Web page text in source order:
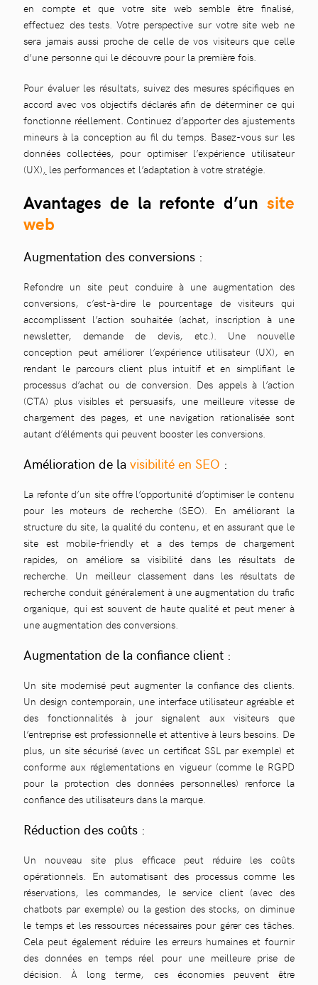
en compte et que votre site web semble être finalisé,
effectuez des tests. Votre perspective sur votre site web ne
sera jamais aussi proche de celle de vos visiteurs que celle
d’une personne qui le découvre pour la première fois.
Pour évaluer les résultats, suivez des mesures spécifiques en
accord avec vos objectifs déclarés afin de déterminer ce qui
fonctionne réellement. Continuez d’apporter des ajustements
mineurs à la conception au fil du temps. Basez-vous sur les
données collectées, pour optimiser l’expérience utilisateur
(UX), les performances et l’adaptation à votre stratégie.
Avantages de la refonte d’un site
web
Augmentation des conversions :
Refondre un site peut conduire à une augmentation des
conversions, c’est-à-dire le pourcentage de visiteurs qui
accomplissent l’action souhaitée (achat, inscription à une
newsletter, demande de devis, etc.). Une nouvelle
conception peut améliorer l’expérience utilisateur (UX), en
rendant le parcours client plus intuitif et en simplifiant le
processus d’achat ou de conversion. Des appels à l’action
(CTA) plus visibles et persuasifs, une meilleure vitesse de
chargement des pages, et une navigation rationalisée sont
autant d’éléments qui peuvent booster les conversions.
Amélioration de lavisibilité en SEO :
La refonte d’un site offre l’opportunité d’optimiser le contenu
pour les moteurs de recherche (SEO). En améliorant la
structure du site, la qualité du contenu, et en assurant que le
site est mobile-friendly et a des temps de chargement
rapides, on améliore sa visibilité dans les résultats de
recherche. Un meilleur classement dans les résultats de
recherche conduit généralement à une augmentation du trafic
organique, qui est souvent de haute qualité et peut mener à
une augmentation des conversions.
Augmentation de la confiance client :
Un site modernisé peut augmenter la confiance des clients.
Un design contemporain, une interface utilisateur agréable et
des fonctionnalités à jour signalent aux visiteurs que
l’entreprise est professionnelle et attentive à leurs besoins. De
plus, un site sécurisé (avec un certificat SSL par exemple) et
conforme aux réglementations en vigueur (comme le RGPD
pour la protection des données personnelles) renforce la
confiance des utilisateurs dans la marque.
Réduction des coûts :
Un nouveau site plus efficace peut réduire les coûts
opérationnels. En automatisant des processus comme les
réservations, les commandes, le service client (avec des
chatbots par exemple) ou la gestion des stocks, on diminue
le temps et les ressources nécessaires pour gérer ces tâches.
Cela peut également réduire les erreurs humaines et fournir
des données en temps réel pour une meilleure prise de
décision. À long terme, ces économies peuvent être